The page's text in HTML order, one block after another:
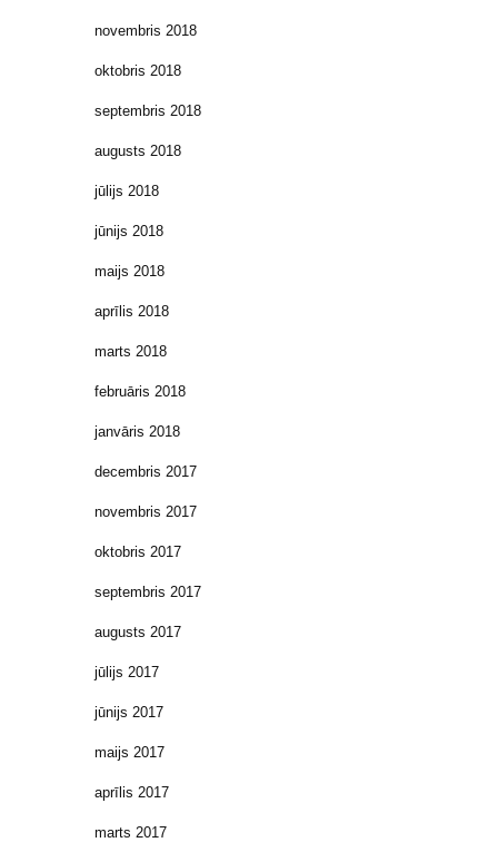
novembris 2018
oktobris 2018
septembris 2018
augusts 2018
jūlijs 2018
jūnijs 2018
maijs 2018
aprīlis 2018
marts 2018
februāris 2018
janvāris 2018
decembris 2017
novembris 2017
oktobris 2017
septembris 2017
augusts 2017
jūlijs 2017
jūnijs 2017
maijs 2017
aprīlis 2017
marts 2017